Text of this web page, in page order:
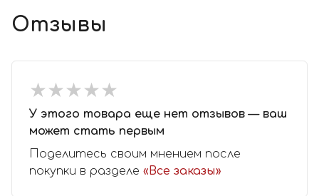
Отзывы
★★★★★
★★★★★
У этого товара еще нет отзывов — ваш
может стать первым
Поделитесь своим мнением после
покупки в разделе «Все заказы»